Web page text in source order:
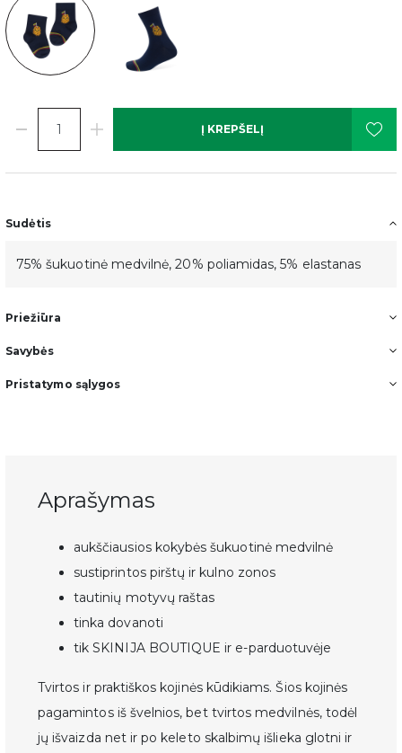
Į KREPŠELĮ
Sudėtis
75% šukuotinė medvilnė, 20% poliamidas, 5% elastanas
Priežiūra
Savybės
Pristatymo sąlygos
Aprašymas
aukščiausios kokybės šukuotinė medvilnė
sustiprintos pirštų ir kulno zonos
tautinių motyvų raštas
tinka dovanoti
tik SKINIJA BOUTIQUE ir e-parduotuvėje
Tvirtos ir praktiškos kojinės kūdikiams. Šios kojinės
pagamintos iš švelnios, bet tvirtos medvilnės, todėl
jų išvaizda net ir po keleto skalbimų išlieka glotni ir